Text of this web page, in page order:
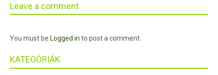
Leave a comment
You must be Logged in to post a comment.
KATEGÓRIÁK